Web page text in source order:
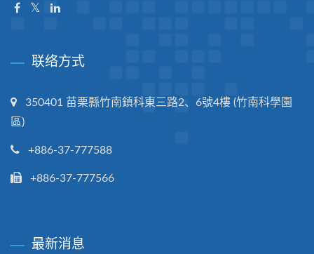
联络方式
350401 苗栗縣竹南鎮科東三路2、6號4樓 (竹南科學園
區)
+886-37-777588
+886-37-777566
最新消息